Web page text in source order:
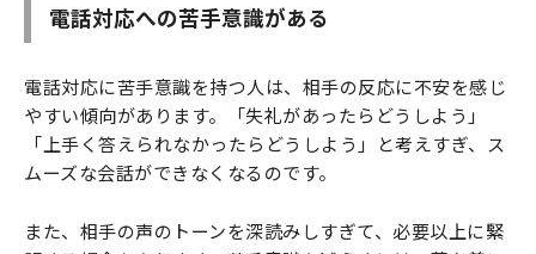
電話対応への苦手意識がある
電話対応に苦手意識を持つ人は、相手の反応に不安を感じ
やすい傾向があります。「失礼があったらどうしよう」
「上手く答えられなかったらどうしよう」と考えすぎ、ス
ムーズな会話ができなくなるのです。
また、相手の声のトーンを深読みしすぎて、必要以上に緊